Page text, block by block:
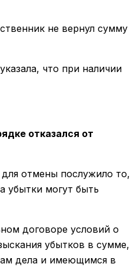
не вернул сумму
что при наличии
отказался от
отмены послужило то,
убытки могут быть
договоре условий о
убытков в сумме,
дела и имеющимся в